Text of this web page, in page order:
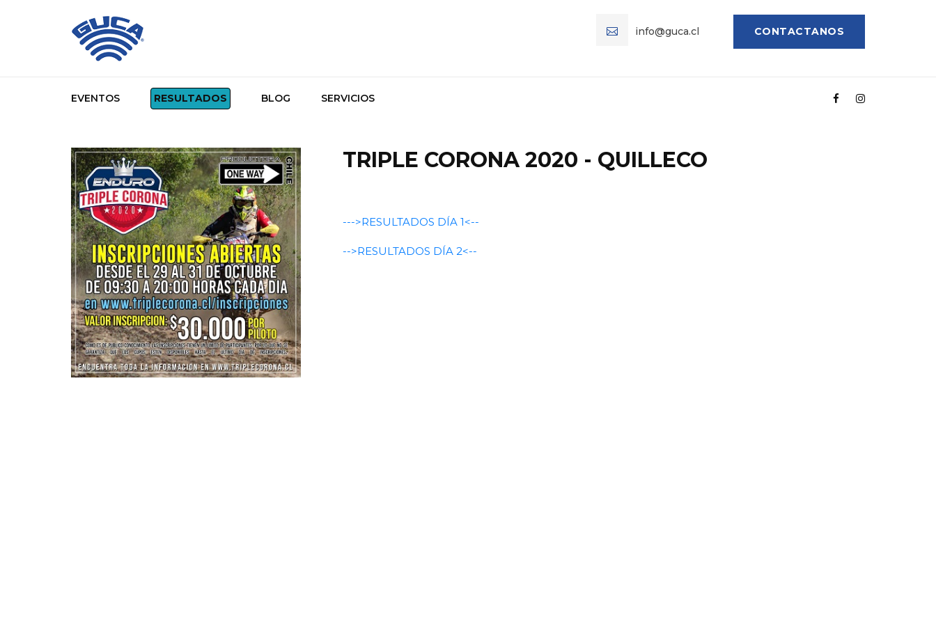
info@guca.cl CONTACTANOS
EVENTOS RESULTADOS BLOG SERVICIOS
TRIPLE CORONA 2020 - QUILLECO
--->RESULTADOS DÍA 1<--
-->RESULTADOS DÍA 2<--